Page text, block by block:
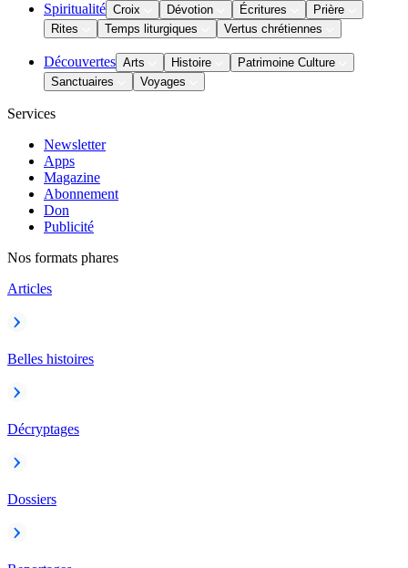
Spiritualité Croix Dévotion Écritures
Prière
Rites
Temps liturgiques Vertus chrétiennes
Découvertes Arts Histoire
Patrimoine Culture
Sanctuaires
Voyages
Services
Newsletter
Apps
Magazine
Abonnement
Don
Publicité
Nos formats phares
Articles
Belles histoires
Décryptages
Dossiers